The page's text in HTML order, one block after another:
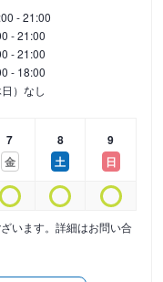
- 21:00
- 21:00
- 21:00
- 18:00
日）なし
7
金
8
土
9
日
います。詳細はお問い合